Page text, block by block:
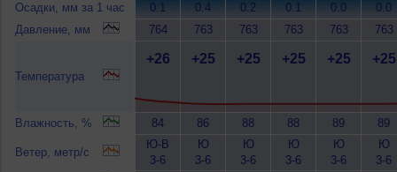
Осадки, мм за 1 час
Давление, мм
Температура
Влажность, %
Ветер, метр/с
0.1
764
+26
84
Ю-В
3-6
0.4
763
+25
86
Ю
3-6
0.2
763
+25
88
Ю
3-6
0.1
763
+25
88
Ю
3-6
0.0
763
+25
89
Ю
3-6
0.0
763
+25
89
Ю
3-6